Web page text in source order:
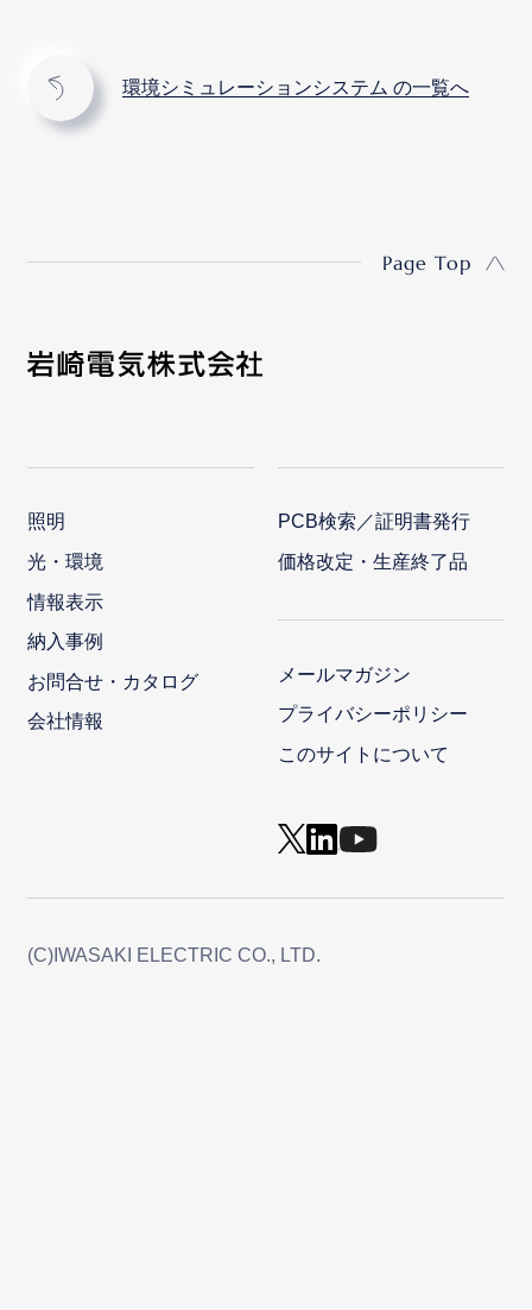
環境シミュレーションシステム の一覧へ
Page Top
照明
光・環境
情報表示
納入事例
お問合せ・カタログ
会社情報
PCB検索／証明書発行
価格改定・生産終了品
メールマガジン
プライバシーポリシー
このサイトについて
(C)IWASAKI ELECTRIC CO., LTD.